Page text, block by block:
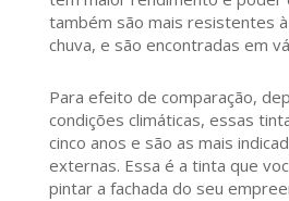
também são mais resistentes
chuva, e são encontradas em
Para efeito de comparação,
condições climáticas, essas
cinco anos e são as mais
externas. Essa é a tinta que
pintar a fachada do seu